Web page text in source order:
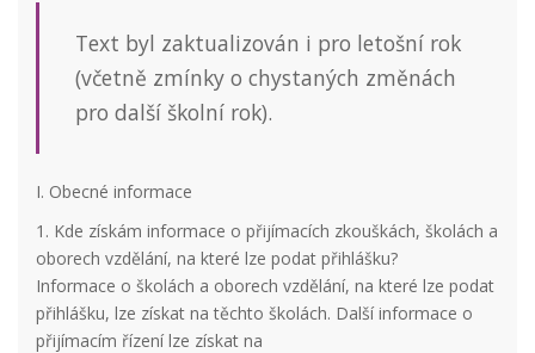
Text byl zaktualizován i pro letošní rok
(včetně zmínky o chystaných změnách
pro další školní rok).
I. Obecné informace
1. Kde získám informace o přijímacích zkouškách, školách a
oborech vzdělání, na které lze podat přihlášku?
Informace o školách a oborech vzdělání, na které lze podat
přihlášku, lze získat na těchto školách. Další informace o
přijímacím řízení lze získat na